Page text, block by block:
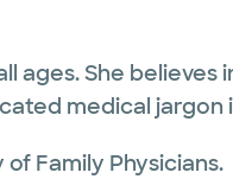
ages. She believes
medical
Family Physicians.